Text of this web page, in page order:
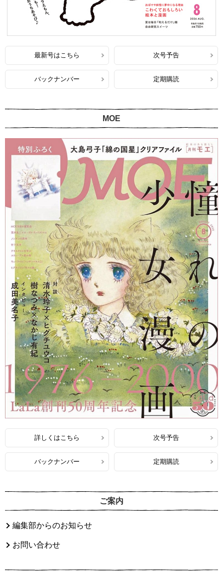
最新号はこちら 次号予告
バックナンバー 定期購読
MOE
詳しくはこちら 次号予告
バックナンバー 定期購読
ご案内
編集部からのお知らせ
お問い合わせ